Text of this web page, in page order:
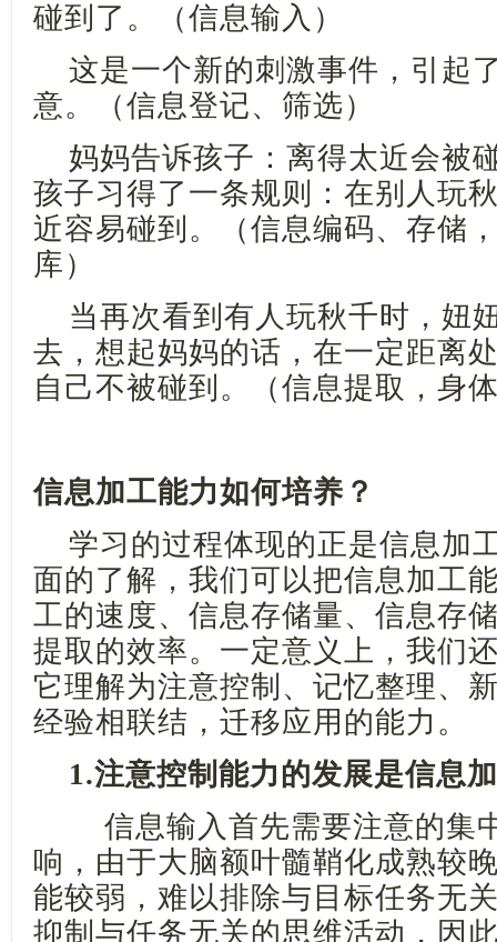
碰到了。（信息输入）
这是一个新的刺激事件，引起
意。（信息登记、筛选）
妈妈告诉孩子：离得太近会被
孩子习得了一条规则：在别人玩
近容易碰到。（信息编码、存储
库）
当再次看到有人玩秋千时，妞
去，想起妈妈的话，在一定距离
自己不被碰到。（信息提取，身
信息加工能力如何培养？
学习的过程体现的正是信息加
面的了解，我们可以把信息加工
工的速度、信息存储量、信息存
提取的效率。一定意义上，我们
它理解为注意控制、记忆整理、
经验相联结，迁移应用的能力。
1.注意控制能力的发展是信息
信息输入首先需要注意的集
响，由于大脑额叶髓鞘化成熟较
能较弱，难以排除与目标任务无
抑制与任务无关的思维活动，因